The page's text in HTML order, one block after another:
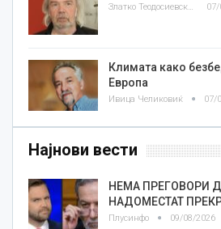
Златко Теодосиевски
Климата како
Европа
Ивица Челиковиќ 07/
Најнови вести
НЕМА ПРЕГОВОРИ
НАДОМЕСТАТ
Плусинфо 09/08/2026